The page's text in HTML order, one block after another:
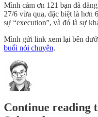
Mình cảm ơn 121 bạn đã
27/6 vừa qua, đặc biệt là hơn
sự “execution”, và đó là sự
Mình gửi link xem lại bên
buổi nói chuyện.
Continue reading